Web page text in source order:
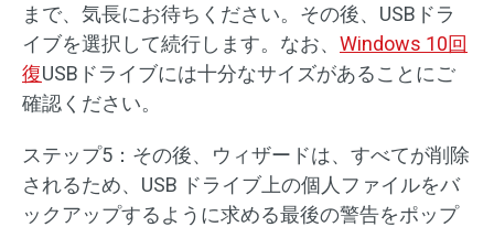
まで、気長にお待ちください。その後、USBドラ
イブを選択して続行します。なお、 Windows 10回
復USBドライブには十分なサイズがあることにご
確認ください。
ステップ5：その後、ウィザードは、すべてが削除
されるため、USB ドライブ上の個人ファイルをバ
ックアップするように求める最後の警告をポップ